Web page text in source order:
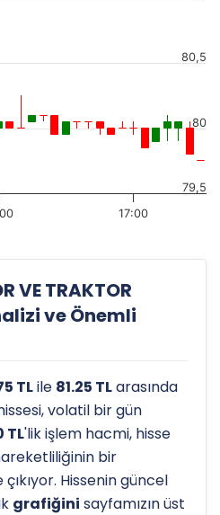
17:00
79,5
80
80,5
VE TRAKTOR
ve Önemli
TLile 81.25 TLarasında
volatil bir gün
TL'lik işlem hacmi, hisse
bir
Hissenin güncel
grafiğini sayfamızın üst